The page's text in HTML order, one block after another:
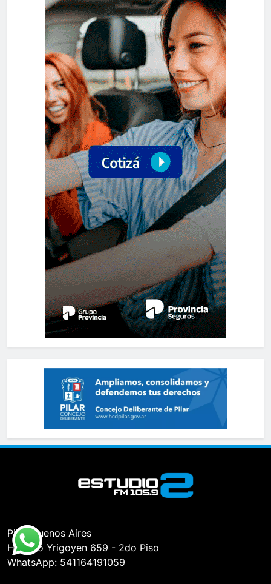
Pilar, Buenos Aires
Hipólito Yrigoyen 659 - 2do Piso
WhatsApp: 541164191059